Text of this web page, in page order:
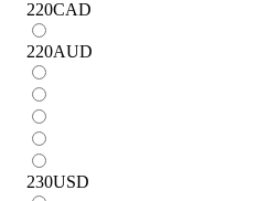
220CAD
220AUD
230USD